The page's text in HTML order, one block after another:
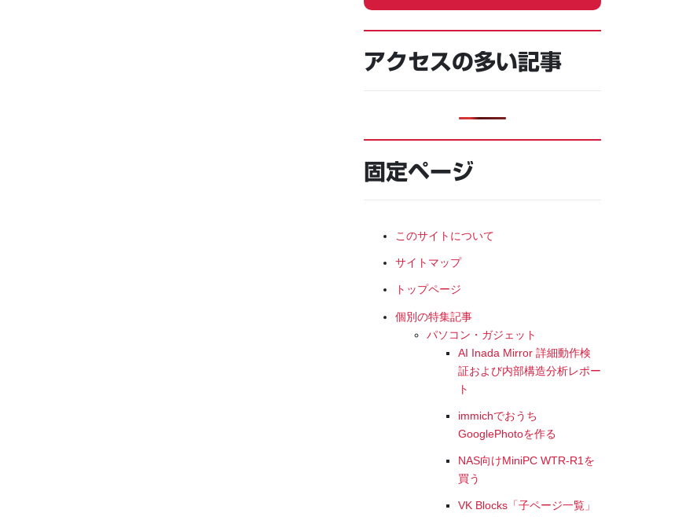
アクセスの多い記事
固定ページ
このサイトについて
サイトマップ
トップページ
個別の特集記事
パソコン・ガジェット
AI Inada Mirror 詳細動作検
証および内部構造分析レポー
ト
immichでおうち
GooglePhotoを作る
NAS向けMiniPC WTR-R1を
買う
VK Blocks「子ページ一覧」